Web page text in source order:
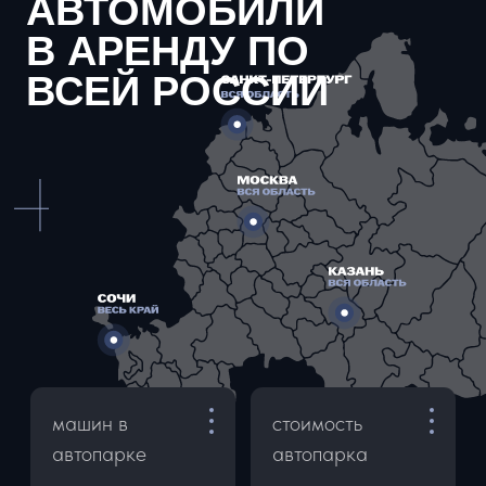
ДОСТАВКА И САМОВЫВОЗ
В пределах МКАД - 2500-3000 ₽
За МКАД до 10 км - 4000 ₽
За МКАД от 10 км - по согласованию
Аэропорт - 3500-4000 ₽
Самовывоз - бесплатно
АРЕНДА БЕЗ ЗАЛОГА
Мы не храним деньги клиентов на